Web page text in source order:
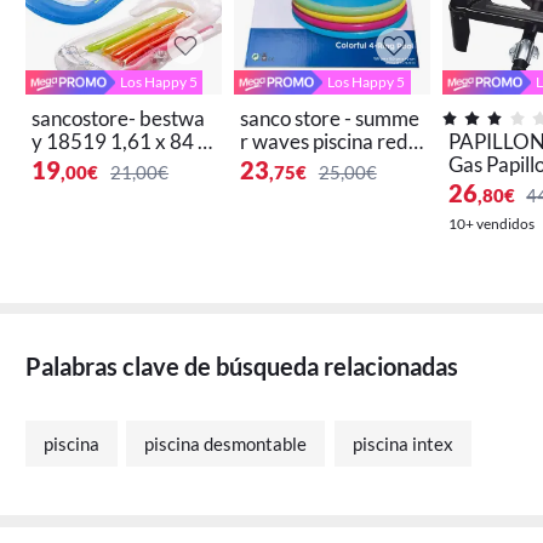
Los Happy 5
sancostore- bestwa
y 18519 1,61 x 84 c
m sillón hinchable pis
cina con posavasos c
19,00€ 21,00€
Los Happy 5
sanco store - summe
r waves piscina redo
nda de anillos de col
ores 150 x 150 x 40
23,75€ 25,00€
Gas
0x40x16
26,80€
10+ vendidos
Palabras clave de búsqueda relacionadas
piscina piscina desmontable piscina intex